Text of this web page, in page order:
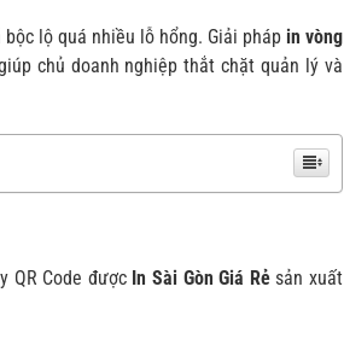
lộ quá nhiều lỗ hổng. Giải pháp in vòng
chủ doanh nghiệp thắt chặt quản lý và
QR Code được In Sài Gòn Giá Rẻsản xuất